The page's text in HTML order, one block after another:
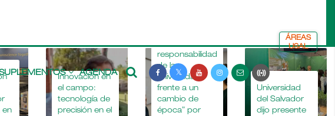
AGENDA
ÁREAS
USAL
en
Innovación en
el campo:
tecnología de
precisión en el
“La
responsabilidad
de la
universidad
frente a un
cambio de
época” por
La
Universidad
del Salvador
dijo presente